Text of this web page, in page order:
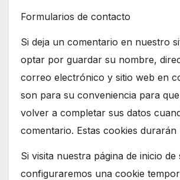
Formularios de contacto
Si deja un comentario en nuestro
optar por guardar su nombre,
correo electrónico y sitio web en
son para su conveniencia para
volver a completar sus datos
comentario. Estas cookies durarán
Si visita nuestra página de inicio de
configuraremos una cookie